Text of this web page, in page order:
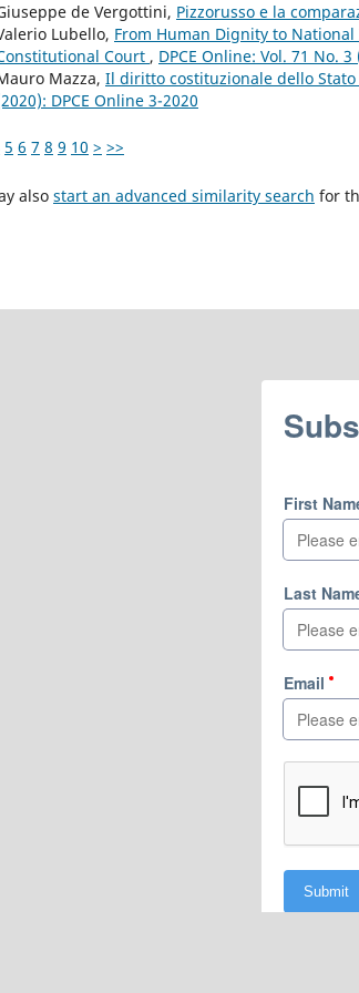
de Vergottini, Pizzorusso e la
Lubello, From Human Dignity to
Court , DPCE Online: Vol. 71 No.
Mazza, Il diritto costituzionale dello
DPCE Online 3-2020
5 6 7 8 9 10 > >>
also start an advanced similarity search for